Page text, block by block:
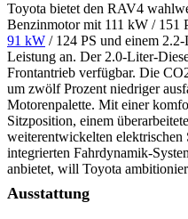
Toyota bietet den RAV4
Benzinmotor mit 111 kW / 151
91 kW / 124 PS und einem
Leistung an. Der 2.0-Liter-
Frontantrieb verfügbar. Die
um zwölf Prozent niedriger
Motorenpalette. Mit einer
Sitzposition, einem
weiterentwickelten elektrischen
integrierten Fahrdynamik-
anbietet, will Toyota
Ausstattung